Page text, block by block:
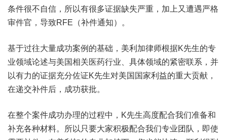
条件很不自信，所以有很多证据缺失严重，加上又遭遇严格
审件官，导致RFE（补件通知）。
基于过往大量成功案例的基础，美利加律师根据K先生的专
业领域论述与美国相关医药行业、具体领域的紧密联系，并
以有力的证据充分佐证K先生对美国国家利益的重大贡献，
在递交补件后，成功获批。
在整个案件成功办理的过程中，K先生高度配合我们准备和
补充各种材料。所以只要大家积极配合我们专业团队，即使